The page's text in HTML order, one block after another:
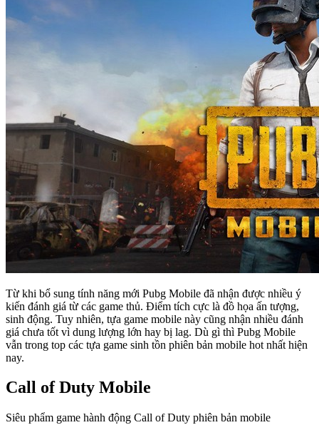
Từ khi bổ sung tính năng mới Pubg Mobile đã nhận được nhiều ý
kiến đánh giá từ các game thủ. Điểm tích cực là đồ họa ấn tượng,
sinh động. Tuy nhiên, tựa game mobile này cũng nhận nhiều đánh
giá chưa tốt vì dung lượng lớn hay bị lag. Dù gì thì Pubg Mobile
vẫn trong top các tựa game sinh tồn phiên bản mobile hot nhất hiện
nay.
Call of Duty Mobile
Siêu phẩm game hành động Call of Duty phiên bản mobile